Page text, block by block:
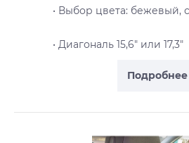
Подробнее
• Выбор цвета: бежевый,
• Диагональ 15,6" или 17,3"